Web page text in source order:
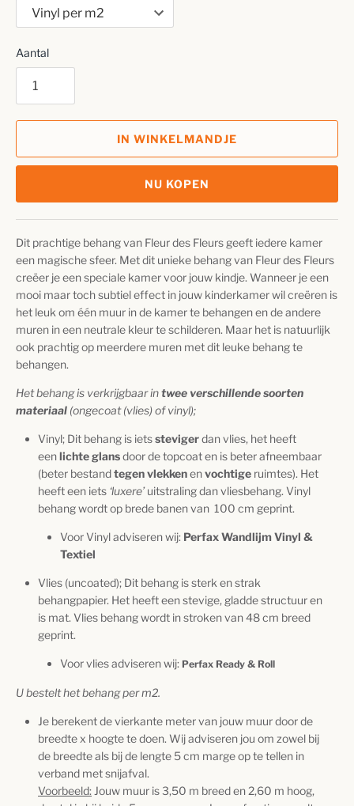
Aantal
IN WINKELMANDJE
NU KOPEN
Dit prachtige behang van Fleur des Fleurs geeft iedere kamer
een magische sfeer. Met dit unieke behang van Fleur des Fleurs
creëer je een speciale kamer voor jouw kindje. Wanneer je een
mooi maar toch subtiel effect in jouw kinderkamer wil creëren is
het leuk om één muur in de kamer te behangen en de andere
muren in een neutrale kleur te schilderen. Maar het is natuurlijk
ook prachtig op meerdere muren met dit leuke behang te
behangen.
Het behang is verkrijgbaar intwee verschillende soorten
materiaal (ongecoat (vlies) of vinyl);
Vinyl; Dit behang is ietsstevigerdan vlies, het heeft
eenlichte glansdoor de topcoat en is beter afneembaar
(beter bestandtegen vlekkenenvochtige ruimtes). Het
heeft een iets ‘luxere’uitstraling dan vliesbehang. Vinyl
behang wordt op brede banen van 100 cm geprint.
Voor Vinyl adviseren wij: Perfax Wandlijm Vinyl &
Textiel
Vlies (uncoated); Dit behang is sterk en strak
behangpapier. Het heeft een stevige, gladde structuur en
is mat. Vlies behang wordt in stroken van 48 cm breed
geprint.
Voor vlies adviseren wij: Perfax Ready & Roll
U bestelt het behang per m2.
Je berekent de vierkante meter van jouw muur door de
breedte x hoogte te doen. Wij adviseren jou om zowel bij
de breedte als bij de lengte 5 cm marge op te tellen in
verband met snijafval.
Voorbeeld: Jouw muur is 3,50 m breed en 2,60 m hoog,